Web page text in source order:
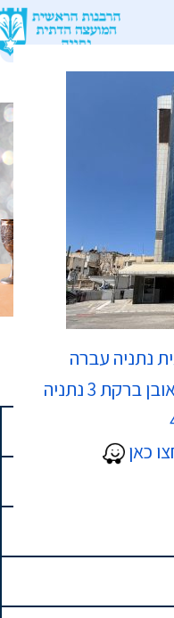
נתניה עברה
למשכנה החדש בכתובת ראובן ברקת 3 נתניה
כאן